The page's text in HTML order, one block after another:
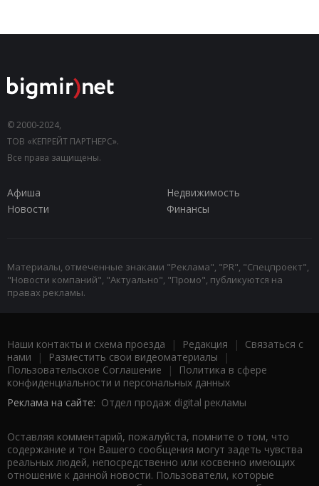
© 2000-2024,
ТОВ «КЕПРЕЙТ ПАРТНЕРС».
Все права защищены.
Афиша
Недвижимость
Новости
Финансы
Материалы, отмеченные знаками "Реклама", "PR", "Спецпроект",
"Новости компаний", "Актуально", "Промо", публикуются на
правах рекламы.
Наши контакты и схема проезда | Редакция | Связаться с
нами | Разместить свои видеоматериалы |
Пользовательское Соглашение |
Политика в сфере
конфиденциальности и персональных данных
Реклама на сайте: Отдел продаж digital рекламы
Оставляя комментарий, пожалуйста, помните о том, что
содержание и тон Вашего сообщения могут задеть чувства
реальных людей, непосредственно или косвенно имеющих
отношение к данной новости. Пользователи, которые